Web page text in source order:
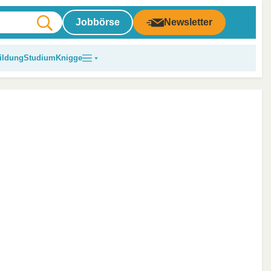
Jobbörse Newsletter
Studium Knigge